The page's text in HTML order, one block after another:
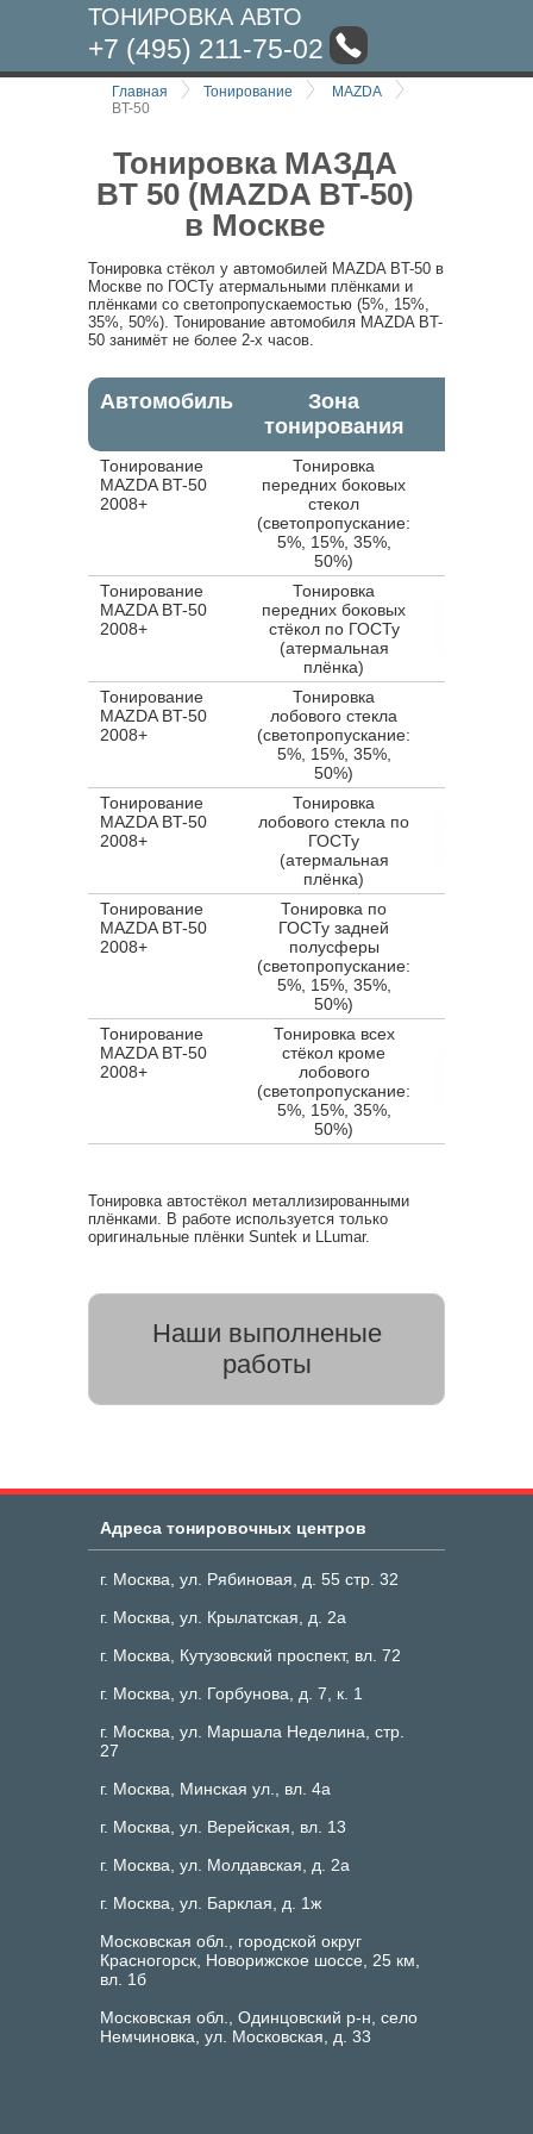
ТОНИРОВКА АВТО
+7 (495) 211-75-02
Главная Тонирование
MAZDA
BT-50
Тонировка МАЗДА
BT 50 (MAZDA BT-50)
в Москве
Тонировка стёкол у автомобилей MAZDA BT-50 в
Москве по ГОСТу атермальными плёнками и
плёнками со светопропускаемостью (5%, 15%,
35%, 50%). Тонирование автомобиля MAZDA BT-
50 занимёт не более 2-х часов.
Автомобиль
Зона
тонирования
Тонирование
MAZDA BT-50
2008+
Тонировка
передних боковых
стекол
(светопропускание:
5%, 15%, 35%,
50%)
Тонирование
MAZDA BT-50
2008+
Тонировка
передних боковых
стёкол по ГОСТу
(атермальная
плёнка)
Тонирование
MAZDA BT-50
2008+
Тонировка
лобового стекла
(светопропускание:
5%, 15%, 35%,
50%)
Тонирование
MAZDA BT-50
2008+
Тонировка
лобового стекла по
ГОСТу
(атермальная
плёнка)
Тонирование
MAZDA BT-50
2008+
Тонировка по
ГОСТу задней
полусферы
(светопропускание:
5%, 15%, 35%,
50%)
Тонирование
MAZDA BT-50
2008+
Тонировка всех
стёкол кроме
лобового
(светопропускание:
5%, 15%, 35%,
50%)
Тонировка автостёкол металлизированными
плёнками. В работе используется только
оригинальные плёнки Suntek и LLumar.
Наши выполненые
работы
Адреса тонировочных центров
г. Москва, ул. Рябиновая, д. 55 стр. 32
г. Москва, ул. Крылатская, д. 2а
г. Москва, Кутузовский проспект, вл. 72
г. Москва, ул. Горбунова, д. 7, к. 1
г. Москва, ул. Маршала Неделина, стр.
27
г. Москва, Минская ул., вл. 4а
г. Москва, ул. Верейская, вл. 13
г. Москва, ул. Молдавская, д. 2а
г. Москва, ул. Барклая, д. 1ж
Московская обл., городской округ
Красногорск, Новорижское шоссе, 25 км,
вл. 1б
Московская обл., Одинцовский р-н, село
Немчиновка, ул. Московская, д. 33